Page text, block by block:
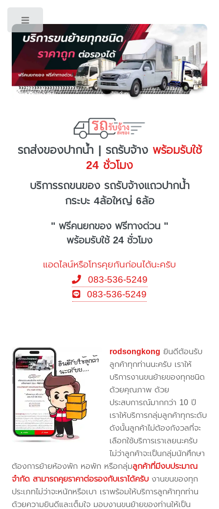
รถส่งของปากน้ำ | รถรับจ้างพร้อมรับใช้
24 ชั่วโมง
บริการรถขนของ รถรับจ้างแถวปากน้ำ
กระบะ 4ล้อใหญ่ 6ล้อ
" ฟรีคนยกของ ฟรีทางด่วน "
พร้อมรับใช้ 24 ชั่วโมง
แอดไลน์หรือโทรคุยกันก่อนได้นะครับ
083-536-5249
083-536-5249
rodsongkong ยินดีต้อนรับ
ลูกค้าทุกท่านนะครับ เราให้
บริการงานขนย้ายของทุกชนิด
ด้วยคุณภาพ ด้วย
ประสบการณ์มากกว่า 10 ปี
เราให้บริการกลุ่มลูกค้าทุกระดับ
ดังนั้นลูกค้าไม่ต้องกังวลที่จะ
เลือกใช้บริการเราเลยนะครับ
ไม่ว่าลูกค้าจะเป็นกลุ่มนักศึกษา
ต้องการย้ายห้องพัก หอพัก หรือกลุ่มลูกค้าที่มีงบประมาณ
จำกัด สามารถคุยราคาต่อรองกับเราได้ครับ งานขนของทุก
ประเภทไม่ว่าจะหนักหรือเบา เราพร้อมให้บริการลูกค้าทุกท่าน
ด้วยความยินดีและเต็มใจ มอบงานขนย้ายของท่านให้เป็น
Toggle